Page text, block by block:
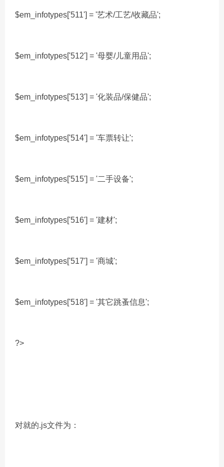
$em_infotypes['511'] = '艺术/工艺/收藏品';
$em_infotypes['512'] = '母婴/儿童用品';
$em_infotypes['513'] = '化装品/保健品';
$em_infotypes['514'] = '车票转让';
$em_infotypes['515'] = '二手设备';
$em_infotypes['516'] = '建材';
$em_infotypes['517'] = '商城';
$em_infotypes['518'] = '其它跳蚤信息';
?>
对就的.js文件为：